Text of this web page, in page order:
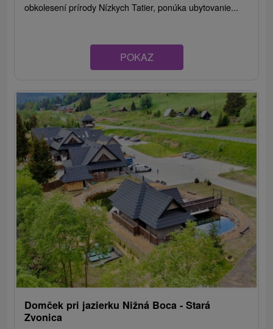
obkolesení prírody Nízkych Tatier, ponúka ubytovanie...
POKAZ
Domček pri jazierku Nižná Boca - Stará
Zvonica